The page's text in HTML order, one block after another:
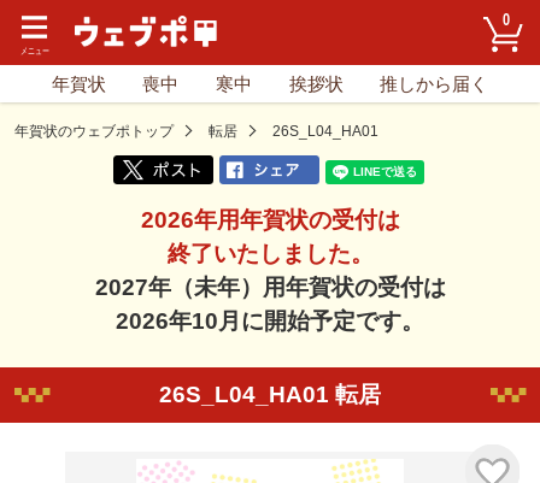
0
年賀状 喪中 寒中 挨拶状 推しから届く
年賀状のウェブポトップ 転居 26S_L04_HA01
2026年用年賀状の受付は
終了いたしました。
2027年（未年）用年賀状の受付は
2026年10月に開始予定です。
26S_L04_HA01 転居